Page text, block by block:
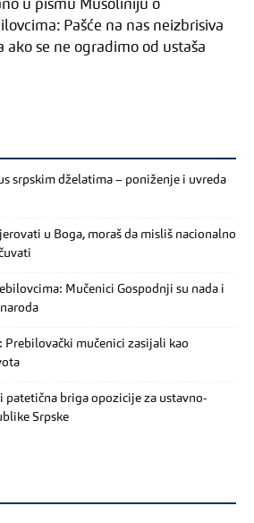
u pismu Musoliniju o
Pašće na nas neizbrisiva
ako se ne ogradimo od ustaša
srpskim dželatima – poniženje i uvreda
u Boga, moraš da misliš nacionalno
Mučenici Gospodnji su nada i
mučenici zasijali kao
patetična briga opozicije za ustavno-
Srpske